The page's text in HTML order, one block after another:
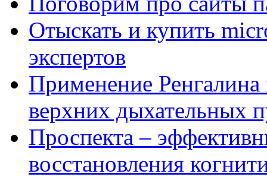
Отыскать и купить
экспертов
Применение Ренгалина
верхних дыхательных
Проспекта –
восстановления